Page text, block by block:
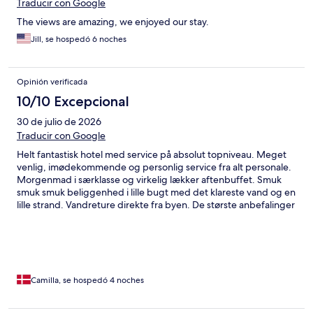
Traducir con Google
The views are amazing, we enjoyed our stay.
Jill, se hospedó 6 noches
Opinión verificada
10/10 Excepcional
30 de julio de 2026
Traducir con Google
Helt fantastisk hotel med service på absolut topniveau. Meget
venlig, imødekommende og personlig service fra alt personale.
Morgenmad i særklasse og virkelig lækker aftenbuffet. Smuk
smuk smuk beliggenhed i lille bugt med det klareste vand og en
lille strand. Vandreture direkte fra byen. De største anbefalinger
Camilla, se hospedó 4 noches